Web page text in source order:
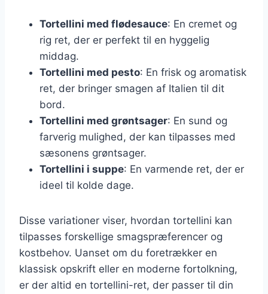
Tortellini med flødesauce: En cremet og
rig ret, der er perfekt til en hyggelig
middag.
Tortellini med pesto: En frisk og aromatisk
ret, der bringer smagen af Italien til dit
bord.
Tortellini med grøntsager: En sund og
farverig mulighed, der kan tilpasses med
sæsonens grøntsager.
Tortellini i suppe: En varmende ret, der er
ideel til kolde dage.
Disse variationer viser, hvordan tortellini kan
tilpasses forskellige smagspræferencer og
kostbehov. Uanset om du foretrækker en
klassisk opskrift eller en moderne fortolkning,
er der altid en tortellini-ret, der passer til din